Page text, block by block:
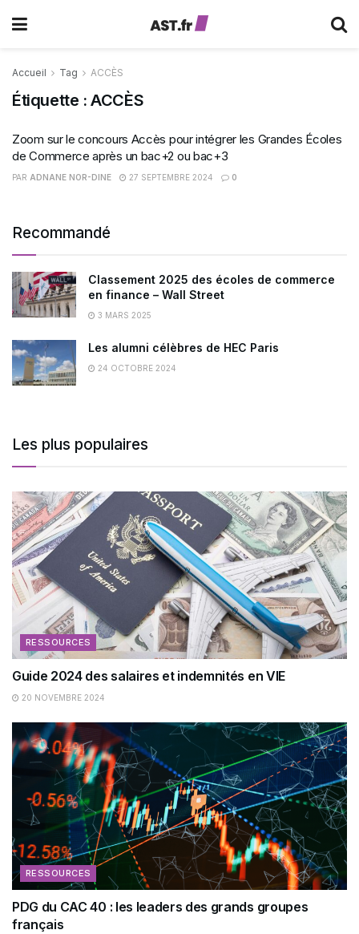
Accueil Tag ACCÈS
Étiquette :ACCÈS
Zoom sur le concours Accès pour intégrer les Grandes Écoles
de Commerce après un bac+2 ou bac+3
PAR ADNANE NOR-DINE 27 SEPTEMBRE 2024 0
Recommandé
Classement 2025 des écoles de commerce
en finance – Wall Street
3 MARS 2025
Les alumni célèbres de HEC Paris
24 OCTOBRE 2024
Les plus populaires
RESSOURCES
Guide 2024 des salaires et indemnités en VIE
20 NOVEMBRE 2024
RESSOURCES
PDG du CAC 40 : les leaders des grands groupes
français